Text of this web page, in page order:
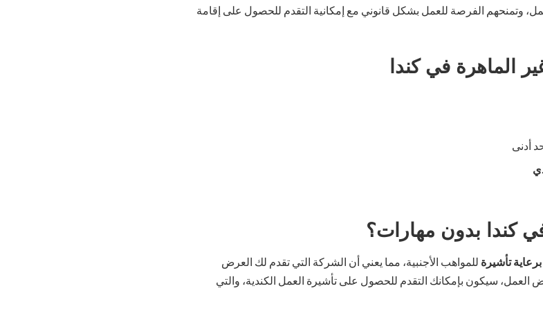
وتمنحهم الفرصة للعمل بشكل قانوني مع إمكانية التقدم للحصول على إقامة
الماهرة في كندا
أدنى
كندا بدون مهارات؟
تأشيرة للمواهب الأجنبية، مما يعني أن الشركة التي تقدم لك العرض
سيكون بإمكانك التقدم للحصول على تأشيرة العمل الكندية، والتي